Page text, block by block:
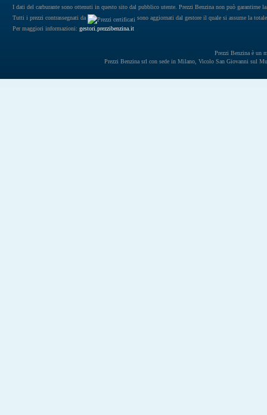
I dati del carburante sono ottenuti in questo sito dal pubblico utente. Prezzi Benzina non può garantirne
Tutti i prezzi contrassegnati da
sono aggiornati dal gestore il quale si assume la
Per maggiori informazioni: gestori.prezzibenzina.it
Prezzi Benzina è un
Prezzi Benzina srl con sede in Milano, Vicolo San Giovanni sul